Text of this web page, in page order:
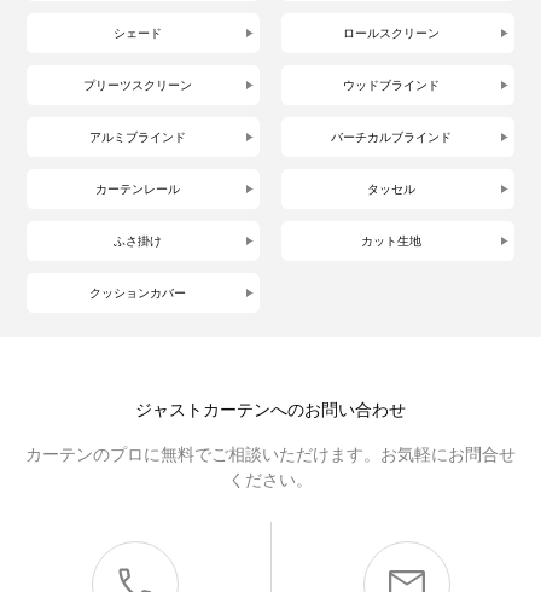
シェード ロールスクリーン
プリーツスクリーン ウッドブラインド
アルミブラインド バーチカルブラインド
カーテンレール タッセル
ふさ掛け カット生地
クッションカバー
ジャストカーテンへのお問い合わせ
カーテンのプロに無料でご相談いただけます。お気軽にお問合せ
ください。